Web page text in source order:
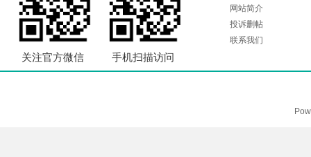
关注官方微信 手机扫描访问
网站简介
投诉删帖
联系我们